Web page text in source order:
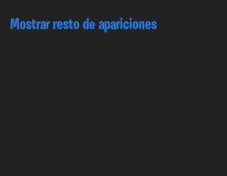
Mostrar resto de apariciones